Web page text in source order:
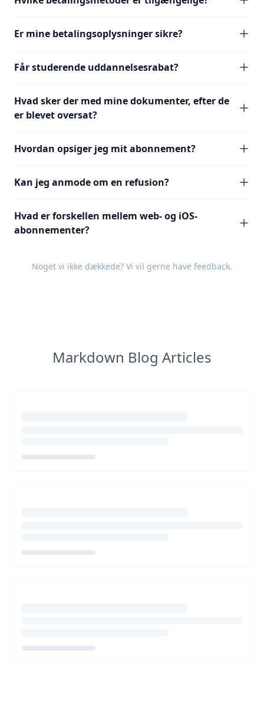
Er mine betalingsoplysninger sikre?
Får studerende uddannelsesrabat?
Hvad sker der med mine dokumenter, efter de
er blevet oversat?
Hvordan opsiger jeg mit abonnement?
Kan jeg anmode om en refusion?
Hvad er forskellen mellem web- og iOS-
abonnementer?
Noget vi ikke dækkede? Vi vil gerne have feedback.
Markdown Blog Articles